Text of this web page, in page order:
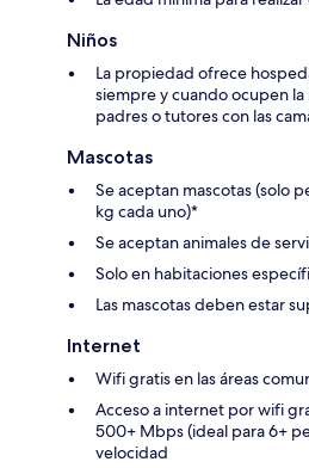
Niños
La propiedad ofrece
siempre y cuando ocupen
padres o tutores con las
Mascotas
Se aceptan mascotas (solo
kg cada uno)*
Se aceptan animales de
Solo en habitaciones
Las mascotas deben estar
Internet
Wifi gratis en las áreas
Acceso a internet por wifi
500+ Mbps (ideal para 6+
velocidad